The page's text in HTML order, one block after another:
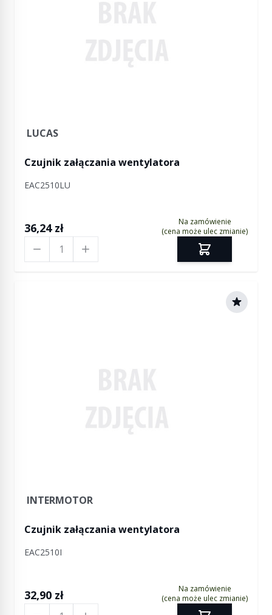
LUCAS
Czujnik załączania wentylatora
EAC2510LU
36,24 zł
Na zamówienie
(cena może ulec zmianie)
INTERMOTOR
Czujnik załączania wentylatora
EAC2510I
32,90 zł
Na zamówienie
(cena może ulec zmianie)